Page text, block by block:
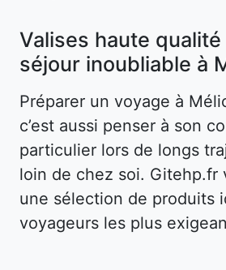
Valises haute
séjour inoubliable à
Préparer un voyage à
c’est aussi penser à son
particulier lors de longs
loin de chez soi. Gitehp.fr
une sélection de produits
voyageurs les plus